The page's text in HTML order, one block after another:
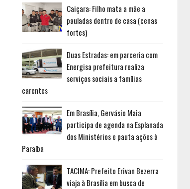
Caiçara: Filho mata a mãe a
pauladas dentro de casa (cenas
fortes)
Duas Estradas: em parceria com
Energisa prefeitura realiza
serviços sociais a famílias
carentes
Em Brasília, Gervásio Maia
participa de agenda na Esplanada
dos Ministérios e pauta ações à
Paraíba
TACIMA: Prefeito Erivan Bezerra
viaja à Brasília em busca de